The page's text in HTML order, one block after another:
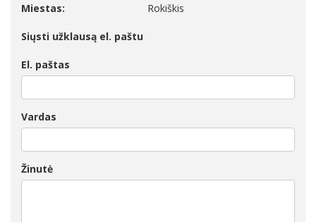
Miestas:
Rokiškis
Siųsti užklausą el. paštu
El. paštas
Vardas
Žinutė